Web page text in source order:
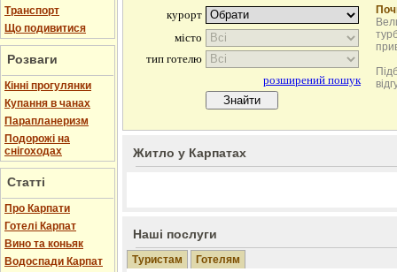
Транспорт
Що подивитися
Розваги
Кінні прогулянки
Купання в чанах
Парапланеризм
Подорожі на
снігоходах
Статті
Про Карпати
Готелі Карпат
Вино та коньяк
Водоспади Карпат
Житло у Карпатах
Наші послуги
Туристам Готелям